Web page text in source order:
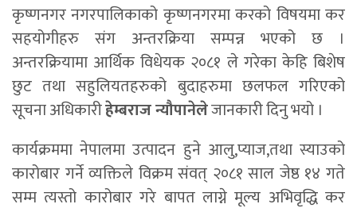
कृष्णनगर नगरपालिकाको कृष्णनगरमा करको विषयमा कर
सहयोगीहरु संग अन्तरक्रिया सम्पन्न भएको छ ।
अन्तरक्रियामा आर्थिक विधेयक २०८१ ले गरेका केहि बिशेष
छुट तथा सहुलियतहरुको बुदाहरुमा छलफल गरिएको
सूचना अधिकारीहेम्बराज न्यौपानेलेजानकारी दिनु भयो ।
कार्यक्रममा नेपालमा उत्पादन हुने आलु,प्याज,तथा स्याउको
कारोबार गर्ने व्यक्तिले विक्रम संवत् २०८१ साल जेष्ठ १४ गते
सम्म त्यस्तो कारोबार गरे बापत लाग्ने मूल्य अभिवृद्धि कर